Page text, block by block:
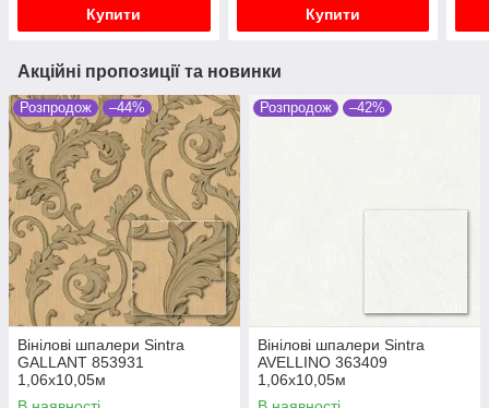
Купити Купити
Акційні пропозиції та новинки
Розпродож –44%
Вінілові шпалери Sintra
GALLANT 853931
1,06х10,05м
Розпродож –42%
Вінілові шпалери Sintra
AVELLINO 363409
1,06х10,05м